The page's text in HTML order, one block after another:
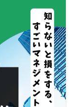
の心理的な面からも
くお願いします」と
修のみで終わってお
す。また、営業にはフ
です。個々人に合わせ
ークを確立していくこ
「楽しかった」「新規
をいただきます。 ■